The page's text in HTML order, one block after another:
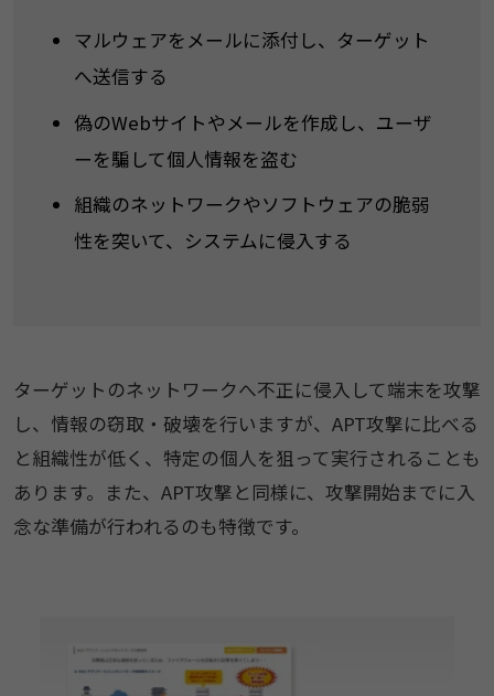
マルウェアをメールに添付し、ターゲット
へ送信する
偽のWebサイトやメールを作成し、ユーザ
ーを騙して個人情報を盗む
組織のネットワークやソフトウェアの脆弱
性を突いて、システムに侵入する
ターゲットのネットワークへ不正に侵入して端末を攻撃
し、情報の窃取・破壊を行いますが、APT攻撃に比べる
と組織性が低く、特定の個人を狙って実行されることも
あります。また、APT攻撃と同様に、攻撃開始までに入
念な準備が行われるのも特徴です。